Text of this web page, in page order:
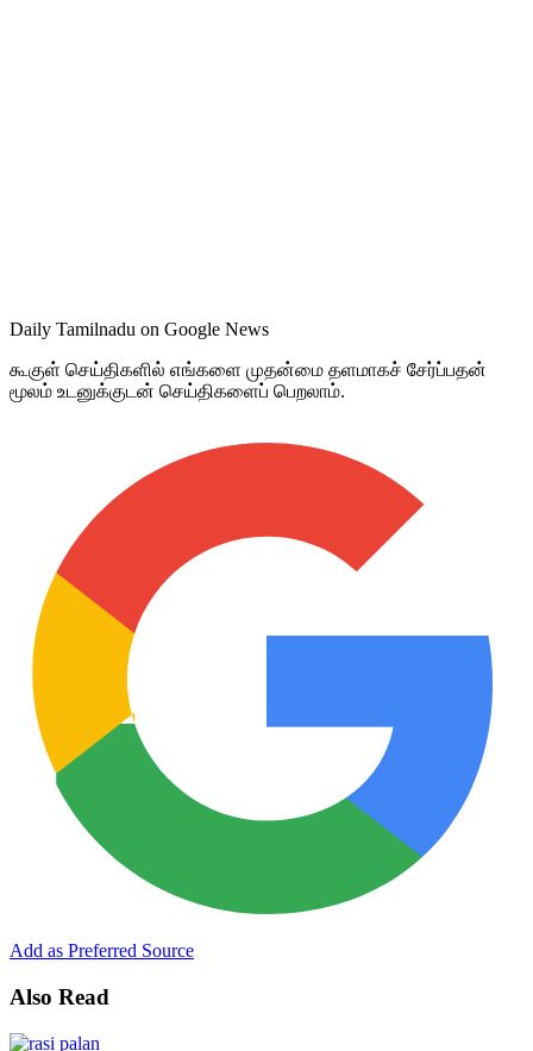
Daily Tamilnadu on Google News
கூகுள் செய்திகளில் எங்களை முதன்மை தளமாகச் சேர்ப்பதன்
மூலம் உடனுக்குடன் செய்திகளைப் பெறலாம்.
Add as Preferred Source
Also Read